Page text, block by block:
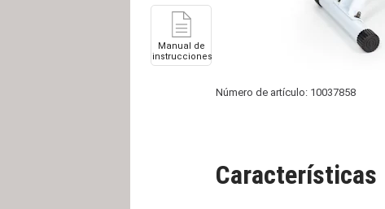
Número de artículo: 10037858
Manual de
instrucciones
Características